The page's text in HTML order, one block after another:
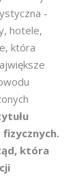
-
hotele,
która
która